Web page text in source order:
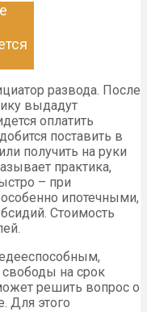
развода. После
выдадут
оплатить
поставить в
получить на руки
практика,
– при
ипотечными,
Стоимость
на срок
решить вопрос о
Для этого